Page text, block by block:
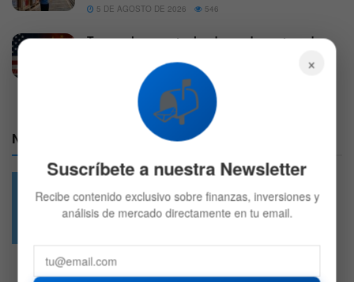
5 DE AGOSTO DE 2026 546
Trump planea vetar hardware de centros de
4 DE AGOSTO DE 2026 598
Nuestras Redes:
49.6k 4.7k
×
📬
Suscríbete a nuestra Newsletter
Recibe contenido exclusivo sobre finanzas, inversiones y
análisis de mercado directamente en tu email.